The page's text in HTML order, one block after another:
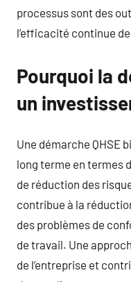
processus sont des
l’efficacité continue
Pourquoi la
un
Une démarche QHSE
long terme en termes
de réduction des
contribue à la
des problèmes de
de travail. Une
de l’entreprise et